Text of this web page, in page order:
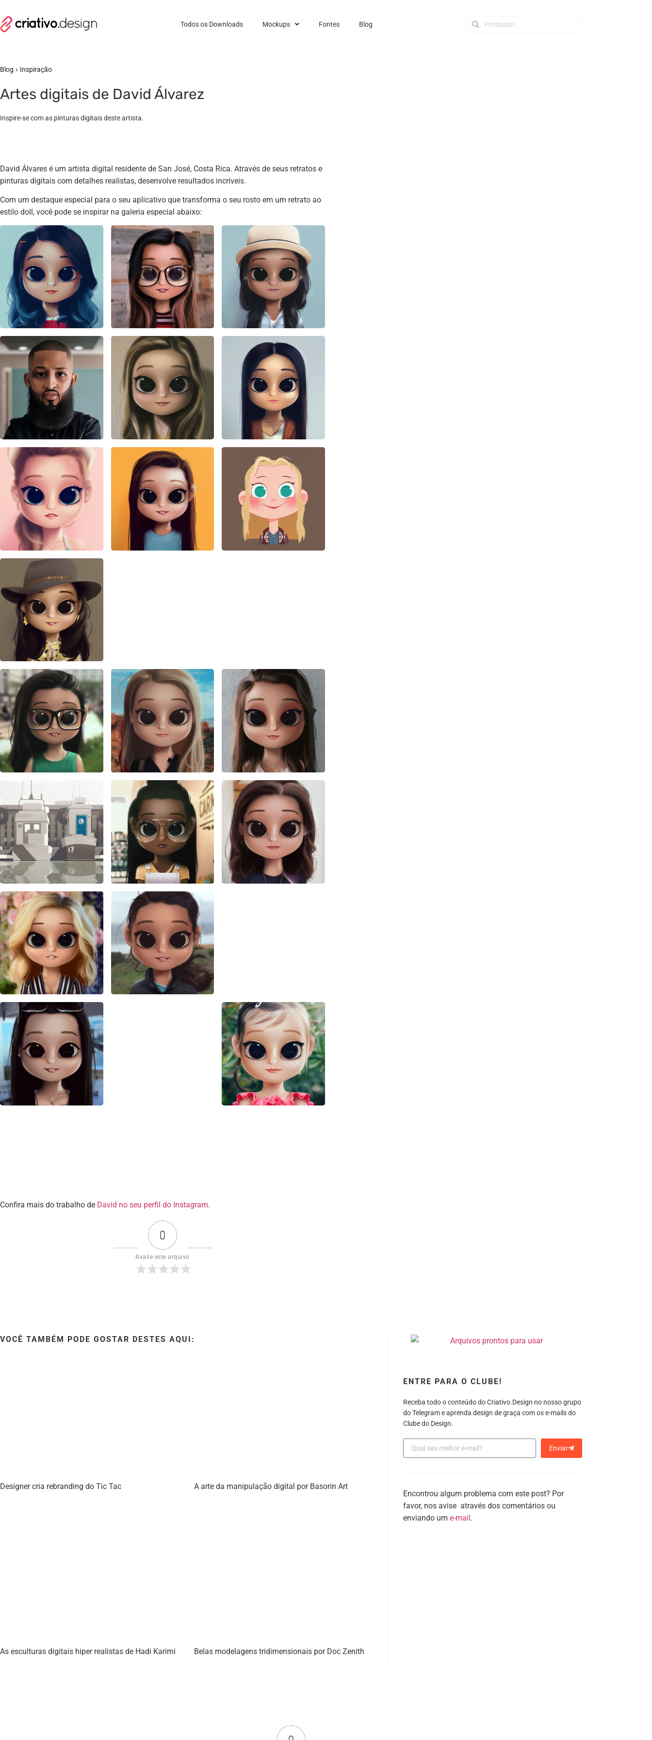
Todos os Downloads Mockups Fontes Blog
Blog › Inspiração
Artes digitais de David Álvarez
Inspire-se com as pinturas digitais deste artista.
David Álvares é um artista digital residente de San José, Costa Rica. Através de seus retratos e
pinturas digitais com detalhes realistas, desenvolve resultados incríveis.
Com um destaque especial para o seu aplicativo que transforma o seu rosto em um retrato ao
estilo doll, você pode se inspirar na galeria especial abaixo:
Confira mais do trabalho de David no seu perfil do Instagram.
0
Avalie este arquivo
VOCÊ TAMBÉM PODE GOSTAR DESTES AQUI:
Designer cria rebranding do Tic Tac A arte da manipulação digital por Basorin Art
As esculturas digitais hiper realistas de Hadi Karimi Belas modelagens tridimensionais por Doc Zenith
ENTRE PARA O CLUBE!
Receba todo o conteúdo do Criativo.Design no nosso grupo
do Telegram e aprenda design de graça com os e-mails do
Clube do Design.
Enviar
Encontrou algum problema com este post? Por
favor, nos avise através dos comentários ou
enviando um e-mail .